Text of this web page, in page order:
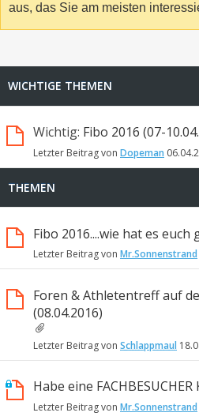
aus, das Sie am meisten
WICHTIGE THEMEN
Wichtig: Fibo 2016 (07-
Letzter Beitrag von Dopeman
THEMEN
Fibo 2016....wie hat es euch
Letzter Beitrag von Mr.Sonnenstrand
Foren & Athletentreff auf
(08.04.2016)
Letzter Beitrag von Schlappmaul
Habe eine
Letzter Beitrag von Mr.Sonnenstrand